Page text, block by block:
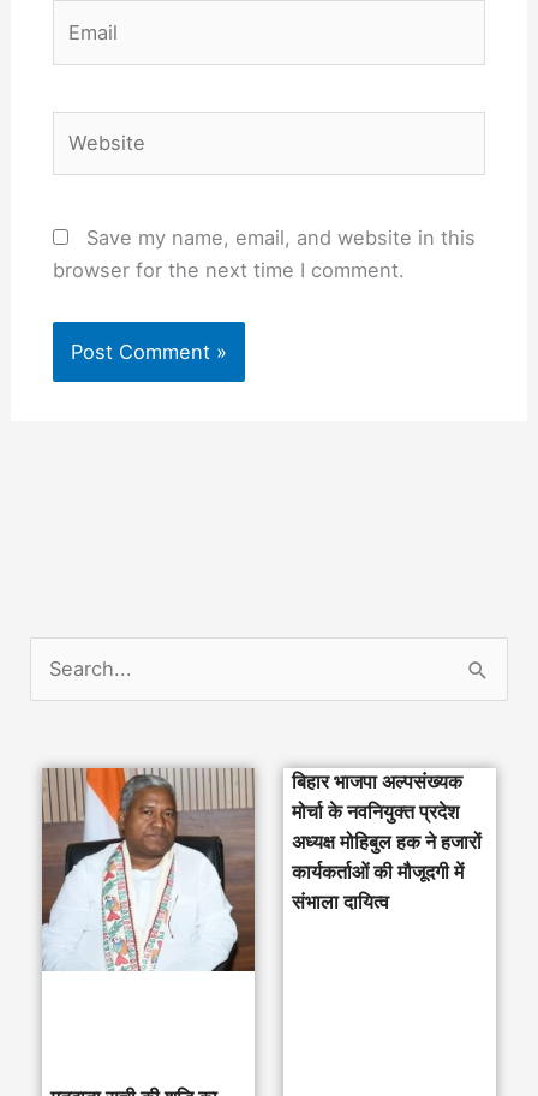
Save my name, email, and website in this
browser for the next time I comment.
बिहार भाजपा अल्पसंख्यक
मोर्चा के नवनियुक्त प्रदेश
अध्यक्ष मोहिबुल हक ने हजारों
कार्यकर्ताओं की मौजूदगी में
संभाला दायित्व